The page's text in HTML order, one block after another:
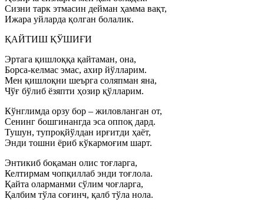
Сизни тарк этмасин дейман ҳамма вақт,
Ижара уйларда қолган болалик.
ҚАЙТИШ ҚЎШИҒИ
Эртага қишлоққа қайтаман, она,
Борса-келмас эмас, ахир йўлларим.
Мен қишлоқни шеърга соляпман яна,
Чўғ бўлиб ёзяпти ҳозир қўлларим.
Кўнглимда орзу бор – жиловланган от,
Сенинг бошгинангда эса оппоқ дард.
Тушун, тупроқйўлдан ирғитди ҳаёт,
Энди тошни ёриб кўкармоғим шарт.
Энтикиб боқаман олис тоғларга,
Келтирмам чопқиллаб энди тоғлола.
Қайта оларманми сўлим чоғларга,
Қалбим тўла соғинч, қалб тўла нола.